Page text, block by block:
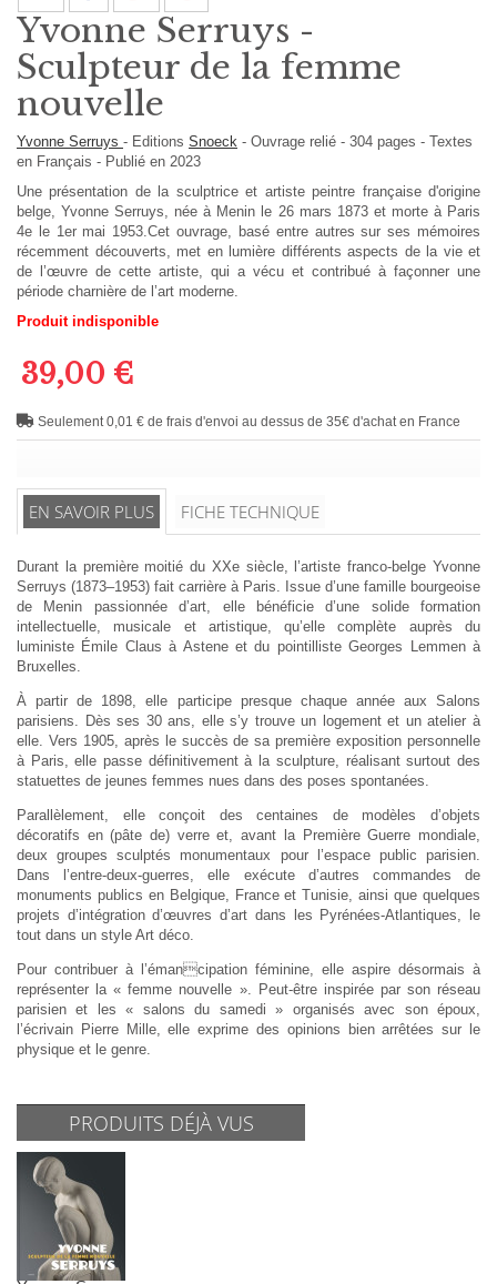
Yvonne Serruys -
Sculpteur de la femme
nouvelle
Yvonne Serruys - Editions Snoeck - Ouvrage relié - 304 pages - Textes
en Français - Publié en 2023
Une présentation de la sculptrice et artiste peintre française d'origine
belge, Yvonne Serruys, née à Menin le 26 mars 1873 et morte à Paris
4e le 1er mai 1953.Cet ouvrage, basé entre autres sur ses mémoires
récemment découverts, met en lumière différents aspects de la vie et
de l’œuvre de cette artiste, qui a vécu et contribué à façonner une
période charnière de l’art moderne.
Produit indisponible
39,00 €
Seulement 0,01 € de frais d'envoi au dessus de 35€ d'achat en France
EN SAVOIR PLUS FICHE TECHNIQUE
Durant la première moitié du XXe siècle, l’artiste franco-belge Yvonne
Serruys (1873–1953) fait carrière à Paris. Issue d’une famille bourgeoise
de Menin passionnée d’art, elle bénéficie d’une solide formation
intellectuelle, musicale et artistique, qu’elle complète auprès du
luministe Émile Claus à Astene et du pointilliste Georges Lemmen à
Bruxelles.
À partir de 1898, elle participe presque chaque année aux Salons
parisiens. Dès ses 30 ans, elle s’y trouve un logement et un atelier à
elle. Vers 1905, après le succès de sa première exposition personnelle
à Paris, elle passe définitivement à la sculpture, réalisant surtout des
statuettes de jeunes femmes nues dans des poses spontanées.
Parallèlement, elle conçoit des centaines de modèles d’objets
décoratifs en (pâte de) verre et, avant la Première Guerre mondiale,
deux groupes sculptés monumentaux pour l’espace public parisien.
Dans l’entre-deux-guerres, elle exécute d’autres commandes de
monuments publics en Belgique, France et Tunisie, ainsi que quelques
projets d’intégration d’œuvres d’art dans les Pyrénées-Atlantiques, le
tout dans un style Art déco.
Pour contribuer à l’émancipation féminine, elle aspire désormais à
représenter la « femme nouvelle ». Peut-être inspirée par son réseau
parisien et les « salons du samedi » organisés avec son époux,
l’écrivain Pierre Mille, elle exprime des opinions bien arrêtées sur le
physique et le genre.
PRODUITS DÉJÀ VUS